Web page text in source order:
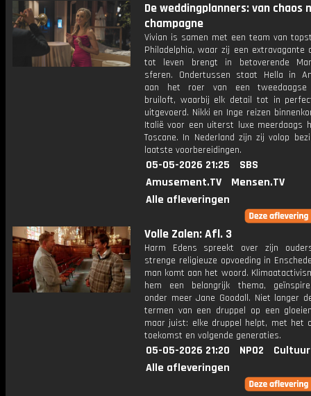
De weddingplanners: van chaos
champagne
Vivian is samen met een team van
Philadelphia, waar zij een extravagante
tot leven brengt in betoverende
sferen. Ondertussen staat Hella in
aan het roer van een tweedaagse
bruiloft, waarbij elk detail tot in
uitgevoerd. Nikki en Inge reizen
Italië voor een uiterst luxe meerdaags
Toscane. In Nederland zijn zij volop
laatste voorbereidingen.
05-05-2026 21:25
SBS
Amusement.TV
Mensen.TV
Alle afleveringen
Volle Zalen: Afl. 3
Harm Edens spreekt over zijn
strenge religieuze opvoeding in
man komt aan het woord.
hem een belangrijk thema,
onder meer Jane Goodall. Niet langer
termen van een druppel op een
maar juist: elke druppel helpt, met het
toekomst en volgende generaties.
05-05-2026 21:20 NPO2
Alle afleveringen